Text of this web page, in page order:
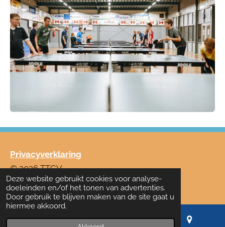
Deze website gebruikt cookies voor analyse-
doeleinden en/of het tonen van advertenties.
Door gebruik te blijven maken van de site gaat u
hiermee akkoord.
Privacyverklaring
© 2026 TTCV
Powered byJouwWeb